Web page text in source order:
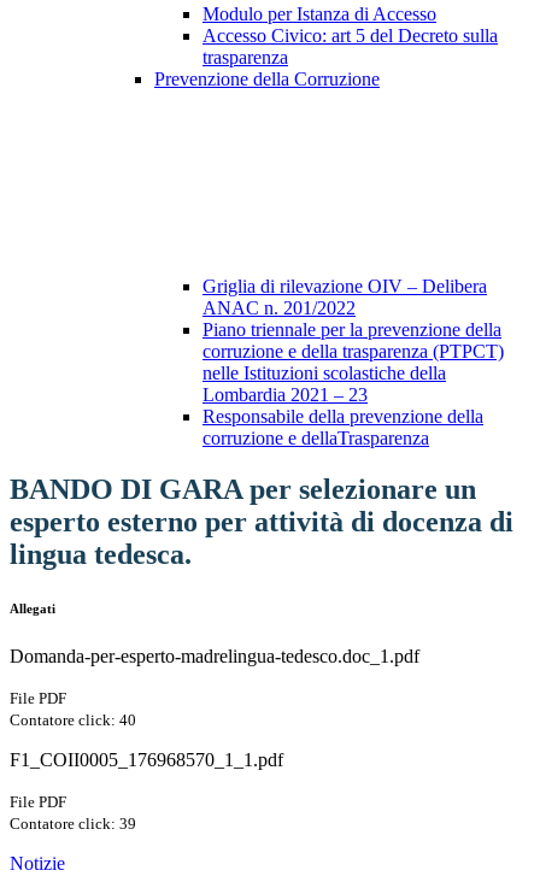
Modulo per Istanza di Accesso
Accesso Civico: art 5 del Decreto sulla
trasparenza
Prevenzione della Corruzione
Griglia di rilevazione OIV – Delibera
ANAC n. 201/2022
Piano triennale per la prevenzione della
corruzione e della trasparenza (PTPCT)
nelle Istituzioni scolastiche della
Lombardia 2021 – 23
Responsabile della prevenzione della
corruzione e dellaTrasparenza
BANDO DI GARA per selezionare un
esperto esterno per attività di docenza di
lingua tedesca.
Allegati
Domanda-per-esperto-madrelingua-tedesco.doc_1.pdf
File PDF
Contatore click: 40
F1_COII0005_176968570_1_1.pdf
File PDF
Contatore click: 39
Notizie